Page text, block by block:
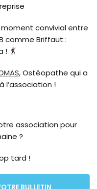
convivial entre
comme Briffaut :
!
, Ostéopathe qui a
l’association !
association pour
?
tard !
BULLETIN